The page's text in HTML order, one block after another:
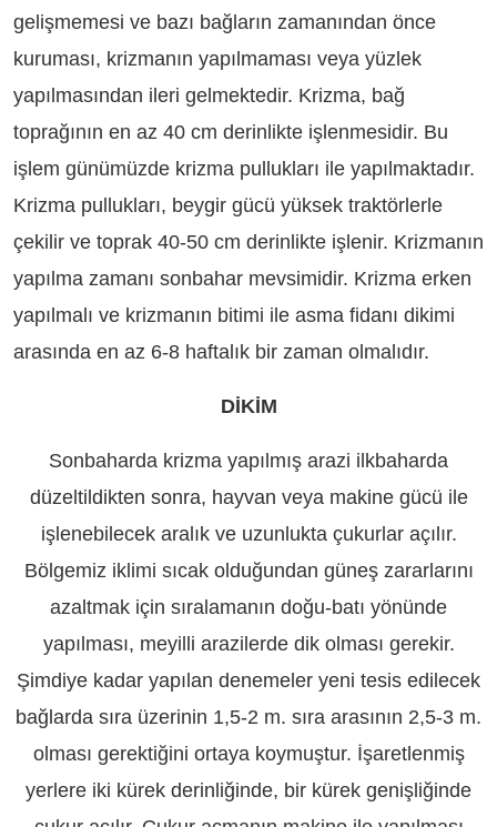
gelişmemesi ve bazı bağların zamanından önce
kuruması, krizmanın yapılmaması veya yüzlek
yapılmasından ileri gelmektedir. Krizma, bağ
toprağının en az 40 cm derinlikte işlenmesidir. Bu
işlem günümüzde krizma pullukları ile yapılmaktadır.
Krizma pullukları, beygir gücü yüksek traktörlerle
çekilir ve toprak 40-50 cm derinlikte işlenir. Krizmanın
yapılma zamanı sonbahar mevsimidir. Krizma erken
yapılmalı ve krizmanın bitimi ile asma fidanı dikimi
arasında en az 6-8 haftalık bir zaman olmalıdır.
DİKİM
Sonbaharda krizma yapılmış arazi ilkbaharda
düzeltildikten sonra, hayvan veya makine gücü ile
işlenebilecek aralık ve uzunlukta çukurlar açılır.
Bölgemiz iklimi sıcak olduğundan güneş zararlarını
azaltmak için sıralamanın doğu-batı yönünde
yapılması, meyilli arazilerde dik olması gerekir.
Şimdiye kadar yapılan denemeler yeni tesis edilecek
bağlarda sıra üzerinin 1,5-2 m. sıra arasının 2,5-3 m.
olması gerektiğini ortaya koymuştur. İşaretlenmiş
yerlere iki kürek derinliğinde, bir kürek genişliğinde